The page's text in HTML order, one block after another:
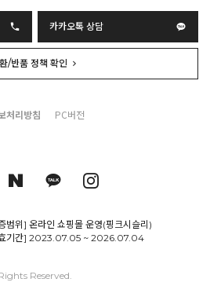
카카오톡 상담
/반품 정책 확인
처리방침 PC버전
범위] 온라인 쇼핑몰 운영(핑크시슬리)
기간] 2023.07.05 ~ 2026.07.04
Reserved.